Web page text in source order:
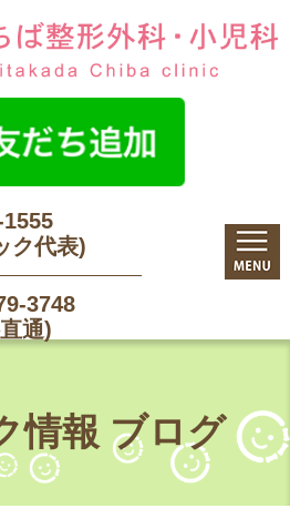
ク代表)
3748
通)
情報 ブログ